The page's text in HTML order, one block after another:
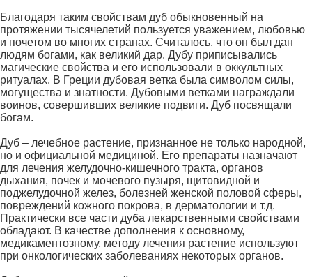
Благодаря таким свойствам дуб обыкновенный на
протяжении тысячелетий пользуется уважением, любовью
и почетом во многих странах. Считалось, что он был дан
людям богами, как великий дар. Дубу приписывались
магические свойства и его использовали в оккультных
ритуалах. В Греции дубовая ветка была символом силы,
могущества и знатности. Дубовыми ветками награждали
воинов, совершивших великие подвиги. Дуб посвящали
богам.
Дуб – лечебное растение, признанное не только народной,
но и официальной медициной. Его препараты назначают
для лечения желудочно-кишечного тракта, органов
дыхания, почек и мочевого пузыря, щитовидной и
поджелудочной желез, болезней женской половой сферы,
повреждений кожного покрова, в дерматологии и т.д.
Практически все части дуба лекарственными свойствами
обладают. В качестве дополнения к основному,
медикаментозному, методу лечения растение используют
при онкологических заболеваниях некоторых органов.